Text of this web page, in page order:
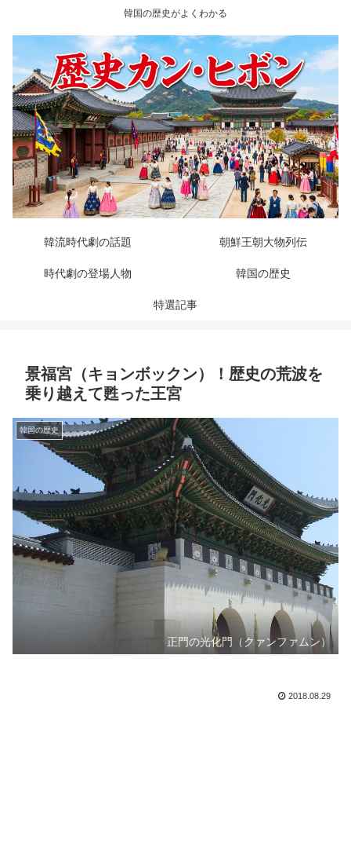
韓国の歴史がよくわかる
韓流時代劇の話題 朝鮮王朝大物列伝
時代劇の登場人物 韓国の歴史
特選記事
景福宮（キョンボックン）！歴史の荒波を
乗り越えて甦った王宮
韓国の歴史
正門の光化門（クァンファムン）
2018.08.29